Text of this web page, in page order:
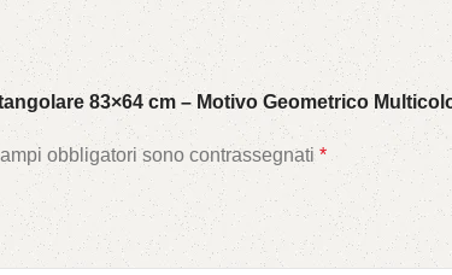
83×64 cm – Motivo Geometrico
obbligatori sono contrassegnati*